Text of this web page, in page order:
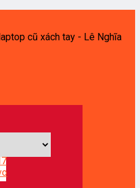
cũ xách tay - Lê Nghĩa